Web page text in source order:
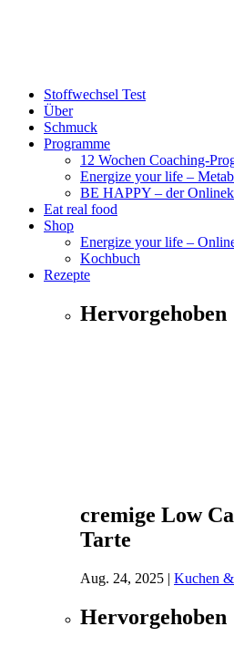
Stoffwechsel Test
Über
Schmuck
Programme
12 Wochen Coaching-
Energize your life –
BE HAPPY – der
Eat real food
Shop
Energize your life –
Kochbuch
Rezepte
Hervorgehoben
cremige Low
Tarte
Aug. 24, 2025 | Kuchen
Hervorgehoben